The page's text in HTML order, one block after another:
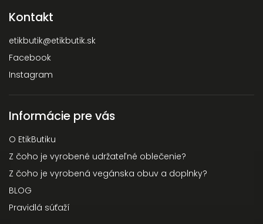
Kontakt
etikbutik@etikbutik.sk
Facebook
Instagram
Informácie pre vás
O EtikButiku
Z čoho je vyrobené udržateľné oblečenie?
Z čoho je vyrobená vegánska obuv a doplnky?
BLOG
Pravidlá súťaží